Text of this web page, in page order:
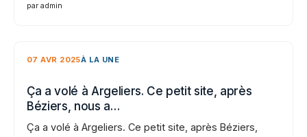
par admin
07 AVR 2025À LA UNE
Ça a volé à Argeliers. Ce petit site, après
Béziers, nous a…
Ça a volé à Argeliers. Ce petit site, après Béziers,